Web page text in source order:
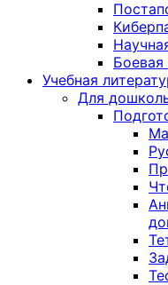
Боевая
Учебная
Для